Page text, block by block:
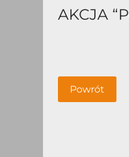
AKCJA
Powrót